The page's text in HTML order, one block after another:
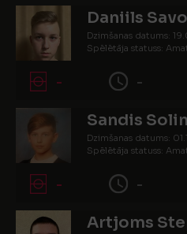
Daniils
Dzimšanas datums:
Spēlētāja statuss:
- -
Sandis
Dzimšanas datums:
Spēlētāja statuss:
- -
Artjoms